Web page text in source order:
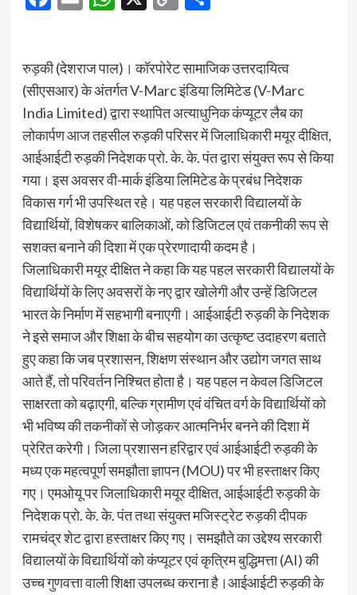
रुड़की (देशराज पाल)। कॉरपोरेट सामाजिक उत्तरदायित्व
(सीएसआर) के अंतर्गत V-Marc इंडिया लिमिटेड (V-Marc
India Limited) द्वारा स्थापित अत्याधुनिक कंप्यूटर लैब का
लोकार्पण आज तहसील रुड़की परिसर में जिलाधिकारी मयूर दीक्षित,
आईआईटी रुड़की निदेशक प्रो. के. के. पंत द्वारा संयुक्त रूप से किया
गया। इस अवसर वी-मार्क इंडिया लिमिटेड के प्रबंध निदेशक
विकास गर्ग भी उपस्थित रहे। यह पहल सरकारी विद्यालयों के
विद्यार्थियों, विशेषकर बालिकाओं, को डिजिटल एवं तकनीकी रूप से
सशक्त बनाने की दिशा में एक प्रेरणादायी कदम है।
जिलाधिकारी मयूर दीक्षित ने कहा कि यह पहल सरकारी विद्यालयों के
विद्यार्थियों के लिए अवसरों के नए द्वार खोलेगी और उन्हें डिजिटल
भारत के निर्माण में सहभागी बनाएगी। आईआईटी रुड़की के निदेशक
ने इसे समाज और शिक्षा के बीच सहयोग का उत्कृष्ट उदाहरण बताते
हुए कहा कि जब प्रशासन, शिक्षण संस्थान और उद्योग जगत साथ
आते हैं, तो परिवर्तन निश्चित होता है। यह पहल न केवल डिजिटल
साक्षरता को बढ़ाएगी, बल्कि ग्रामीण एवं वंचित वर्ग के विद्यार्थियों को
भी भविष्य की तकनीकों से जोड़कर आत्मनिर्भर बनने की दिशा में
प्रेरित करेगी। जिला प्रशासन हरिद्वार एवं आईआईटी रुड़की के
मध्य एक महत्वपूर्ण समझौता ज्ञापन (MOU) पर भी हस्ताक्षर किए
गए। एमओयू पर जिलाधिकारी मयूर दीक्षित, आईआईटी रुड़की के
निदेशक प्रो. के. के. पंत तथा संयुक्त मजिस्ट्रेट रुड़की दीपक
रामचंद्र शेट द्वारा हस्ताक्षर किए गए। समझौते का उद्देश्य सरकारी
विद्यालयों के विद्यार्थियों को कंप्यूटर एवं कृत्रिम बुद्धिमत्ता (AI) की
उच्च गुणवत्ता वाली शिक्षा उपलब्ध कराना है।आईआईटी रुड़की के